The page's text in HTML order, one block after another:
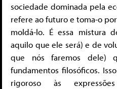
sociedade dominada pela
refere ao futuro e toma-o
moldá-lo. É essa mistura
aquilo que ele será) e de
que nós faremos dele)
fundamentos filosóficos.
rigoroso às